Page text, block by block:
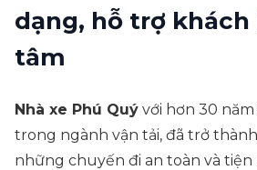
dạng, hỗ trợ
tâm
Nhà xe Phú Quý với hơn 30
trong ngành vận tải, đã trở
những chuyến đi an toàn và tiện